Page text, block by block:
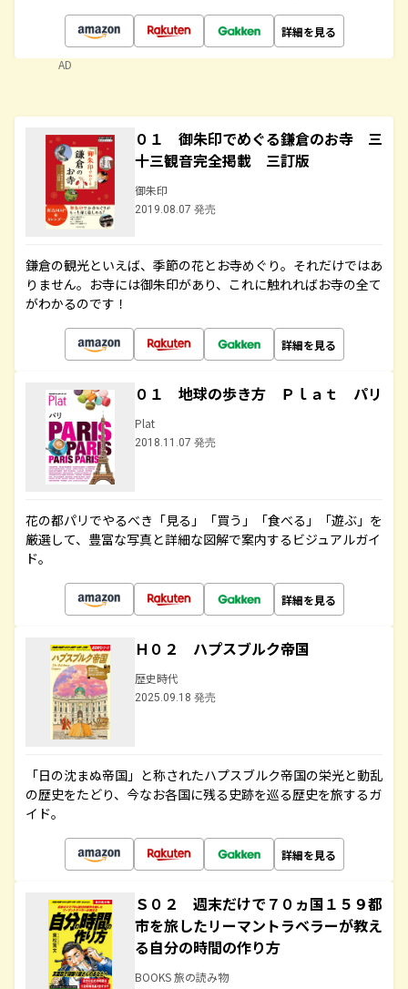
詳細を見る
AD
０１ 御朱印でめぐる鎌倉のお寺 三
十三観音完全掲載 三訂版
御朱印
2019.08.07 発売
鎌倉の観光といえば、季節の花とお寺めぐり。それだけではあ
りません。お寺には御朱印があり、これに触れればお寺の全て
がわかるのです！
詳細を見る
０１ 地球の歩き方 Ｐｌａｔ パリ
Plat
2018.11.07 発売
花の都パリでやるべき「見る」「買う」「食べる」「遊ぶ」を
厳選して、豊富な写真と詳細な図解で案内するビジュアルガイ
ド。
詳細を見る
Ｈ０２ ハプスブルク帝国
歴史時代
2025.09.18 発売
「日の沈まぬ帝国」と称されたハプスブルク帝国の栄光と動乱
の歴史をたどり、今なお各国に残る史跡を巡る歴史を旅するガ
イド。
詳細を見る
Ｓ０２ 週末だけで７０ヵ国１５９都
市を旅したリーマントラベラーが教え
る自分の時間の作り方
BOOKS 旅の読み物